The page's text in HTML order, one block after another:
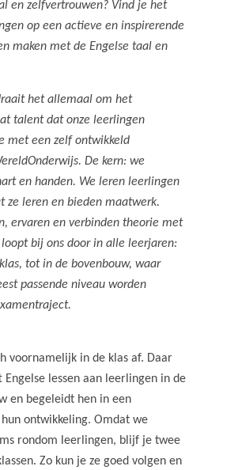
en zelfvertrouwen? Vind je het
op een actieve en inspirerende
maken met de Engelse taal en
het allemaal om het
talent dat onze leerlingen
met een zelf ontwikkeld
De kern: we
en handen. We leren leerlingen
ze leren en bieden maatwerk.
ervaren en verbinden theorie met
bij ons door in alle leerjaren:
tot in de bovenbouw, waar
passende niveau worden
voornamelijk in de klas af. Daar
lessen aan leerlingen in de
en begeleidt hen in een
ontwikkeling. Omdat we
rondom leerlingen, blijf je twee
Zo kun je ze goed volgen en